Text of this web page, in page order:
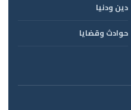
دين ودنيا
حوادث وقضايا